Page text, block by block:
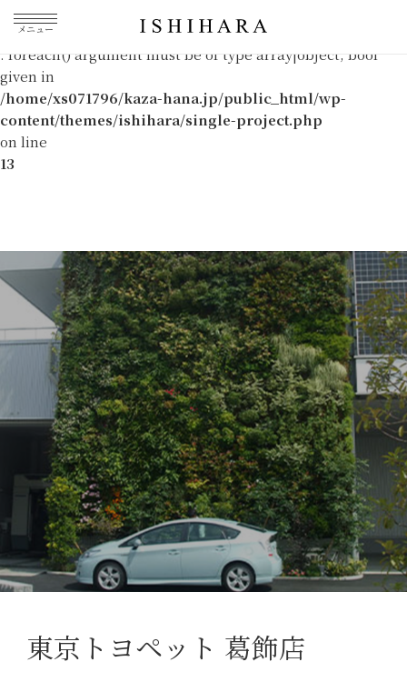
メニュー
Warning
: foreach() argument must be of type array|object, bool
given in
/home/xs071796/kaza-hana.jp/public_html/wp-
content/themes/ishihara/single-project.php
on line
13
東京トヨペット 葛飾店